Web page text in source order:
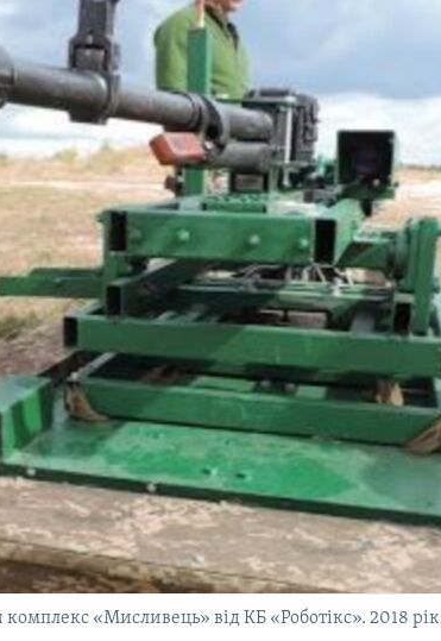
«Мисливець» від КБ «Роботікс». 2018 рік